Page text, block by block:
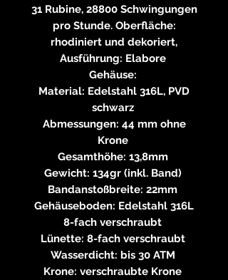
31 Rubine, 28800 Schwingungen
pro Stunde. Oberfläche:
rhodiniert und dekoriert,
Ausführung: Elabore
Gehäuse:
Material: Edelstahl 316L, PVD
schwarz
Abmessungen: 44 mm ohne
Krone
Gesamthöhe: 13,8mm
Gewicht: 134gr (inkl. Band)
Bandanstoßbreite: 22mm
Gehäuseboden: Edelstahl 316L
8-fach verschraubt
Lünette: 8-fach verschraubt
Wasserdicht: bis 30 ATM
Krone: verschraubte Krone